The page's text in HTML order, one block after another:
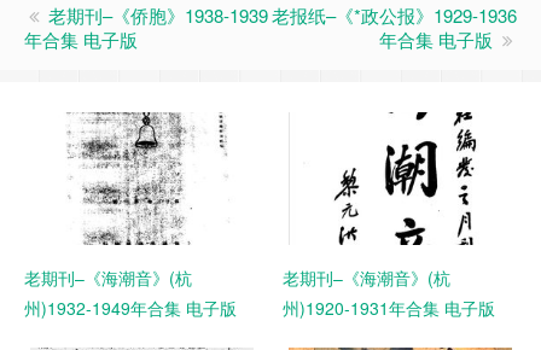
老期刊–《侨胞》1938-1939
年合集 电子版
老报纸–《*政公报》1929-1936
年合集 电子版
老期刊–《海潮音》(杭
州)1932-1949年合集 电子版
老期刊–《海潮音》(杭
州)1920-1931年合集 电子版